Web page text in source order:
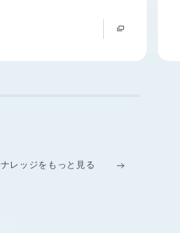
ナレッジをもっと見る